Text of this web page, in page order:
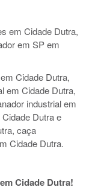
em Cidade Dutra,
em SP em
Cidade Dutra,
em Cidade Dutra,
industrial em
Dutra e
caça
Cidade Dutra.
Cidade Dutra!